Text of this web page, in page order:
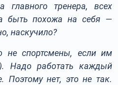
главного тренера, всех
быть похожа на себя —
наскучило?
не спортсмены, если им
Надо работать каждый
нет, это не так.